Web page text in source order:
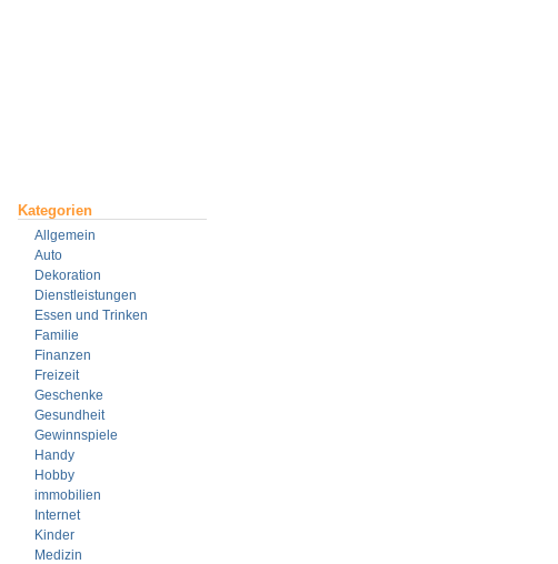
Kategorien
Allgemein
Auto
Dekoration
Dienstleistungen
Essen und Trinken
Familie
Finanzen
Freizeit
Geschenke
Gesundheit
Gewinnspiele
Handy
Hobby
immobilien
Internet
Kinder
Medizin